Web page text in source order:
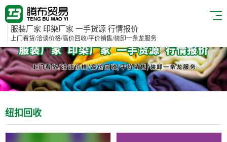
服装厂家 印染厂家 一手货源 行情报价
上门看货/洽谈价格/高价回收/平价销售/装卸一条龙服务
纽扣回收